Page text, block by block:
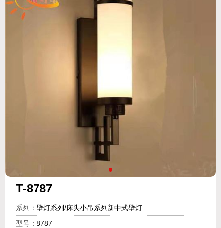
T-8787
系列： 壁灯系列/床头小吊系列新中式壁灯
型号： 8787